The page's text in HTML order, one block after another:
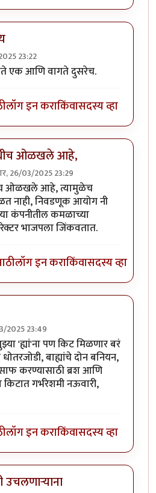
23:22
माईसाहेब कुरसूंदीकर
एक आणि वागते दुसरेच.
लॉग इन कराकिंवासदस्य व्हा
ओळखले आहे,
26/03/2025 23:29
बोट ठेवलंयbyस्वधर्म
ओळखले आहे, त्यामुळेच
नाही, निवडणूक आयोग नी
कंपनीतील कमळाच्या
भाजपला जिंकवतात.
लॉग इन कराकिंवासदस्य व्हा
2025 23:49
माईसाहेब कुरसूंदीकर
'ह्यां'ना पण किट मिळणार बरं
बाह्यांचे दोन बनियन,
करण्यासाठी ब्रश आणि
गर्भरेशमी नऊवारी,
लॉग इन कराकिंवासदस्य व्हा